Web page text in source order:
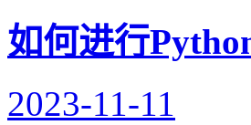
如何进行
2023-11-11